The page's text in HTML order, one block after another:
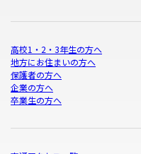
高校1・2・3年生の方へ
地方にお住まいの方へ
保護者の方へ
企業の方へ
卒業生の方へ